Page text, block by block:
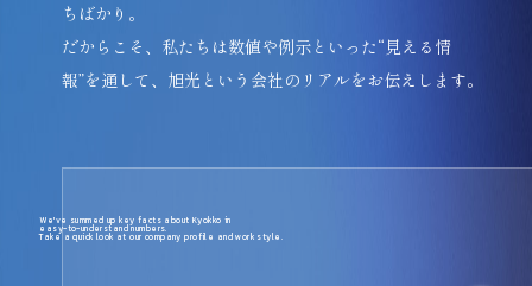
ちばかり。
だからこそ、私たちは数値や例示といった“見える情
報”を通して、旭光という会社のリアルをお伝えします。
We've summed up key facts about Kyokko in
e asy-to-understand numbers.
Take a quick look at our company profile and work style.